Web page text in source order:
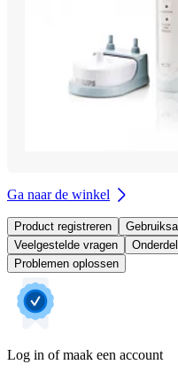
Ga naar de winkel
Product registreren
Veelgestelde vragen
Problemen oplossen
Log in of maak een account